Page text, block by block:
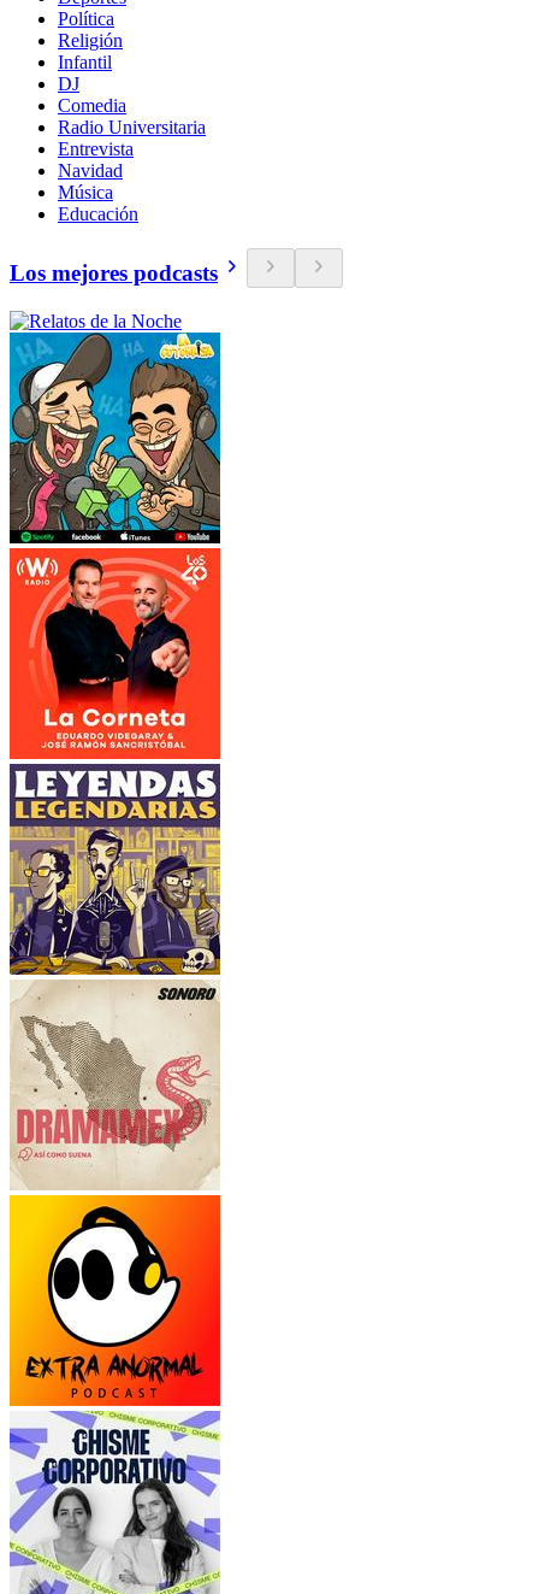
Política
Religión
Infantil
DJ
Comedia
Radio Universitaria
Entrevista
Navidad
Música
Educación
Los mejores podcasts